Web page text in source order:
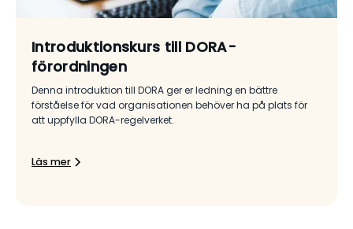
Introduktionskurs till DORA-
förordningen
Denna introduktion till DORA ger er ledning en bättre
förståelse för vad organisationen behöver ha på plats för
att uppfylla DORA-regelverket.
Läs mer